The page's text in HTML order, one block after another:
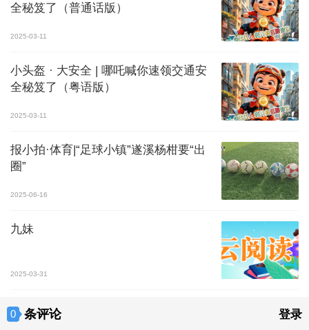
全秘笈了（普通话版）
2025-03-11
小头盔 · 大安全 | 哪吒喊你速领交通安
全秘笈了（粤语版）
2025-03-11
报小拍·体育|“足球小镇”遂溪杨柑要“出
圈”
2025-06-16
九妹
2025-03-31
0 条评论 登录